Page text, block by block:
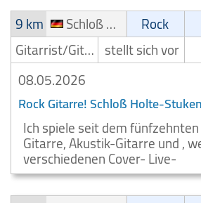
9 km Schloß Holte-Stukenbrock
Rock
Gitarrist/Gitarrenspieler stellt sich vor
08.05.2026
Rock Gitarre! Schloß Holte-
Ich spiele seit dem
Gitarre, Akustik-Gitarre und ,
verschiedenen Cover- Live-